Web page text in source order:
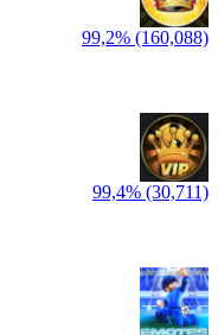
99,2% (160,088)
99,4% (30,711)